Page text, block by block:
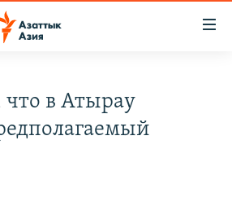
что в Атырау